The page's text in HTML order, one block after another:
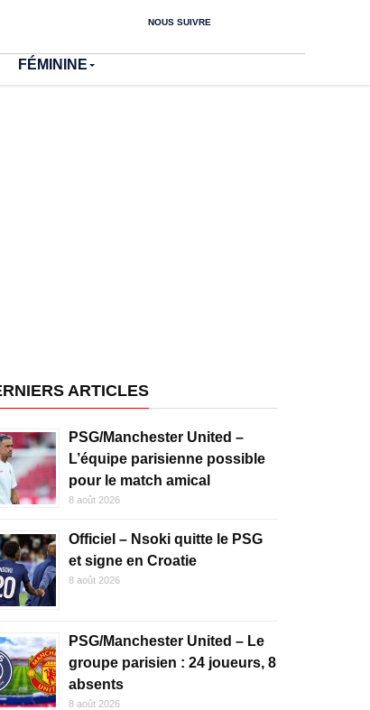
NOUS SUIVRE
FÉMININE
ARTICLES
PSG/Manchester United –
L’équipe parisienne possible
pour le match amical
8 août 2026
Officiel – Nsoki quitte le PSG
et signe en Croatie
8 août 2026
PSG/Manchester United – Le
groupe parisien : 24 joueurs, 8
absents
8 août 2026